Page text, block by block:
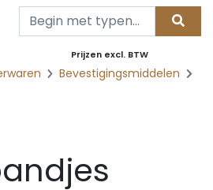
Prijzen excl. BTW
Bevestigingsmiddelen